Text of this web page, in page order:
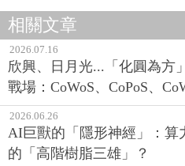
相關文章
2026.07.16
欣興、日月光...「化圓為方
戰場：CoWoS、CoPoS、
2026.06.26
AI巨獸的「隱形神經」：算
的「高階樹脂三雄」？